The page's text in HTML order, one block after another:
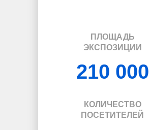
ПЛОЩАДЬ
ЭКСПОЗИЦИИ
210 000
КОЛИЧЕСТВО
ПОСЕТИТЕЛЕЙ